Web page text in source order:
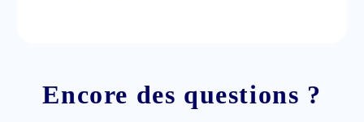
Encore des questions ?